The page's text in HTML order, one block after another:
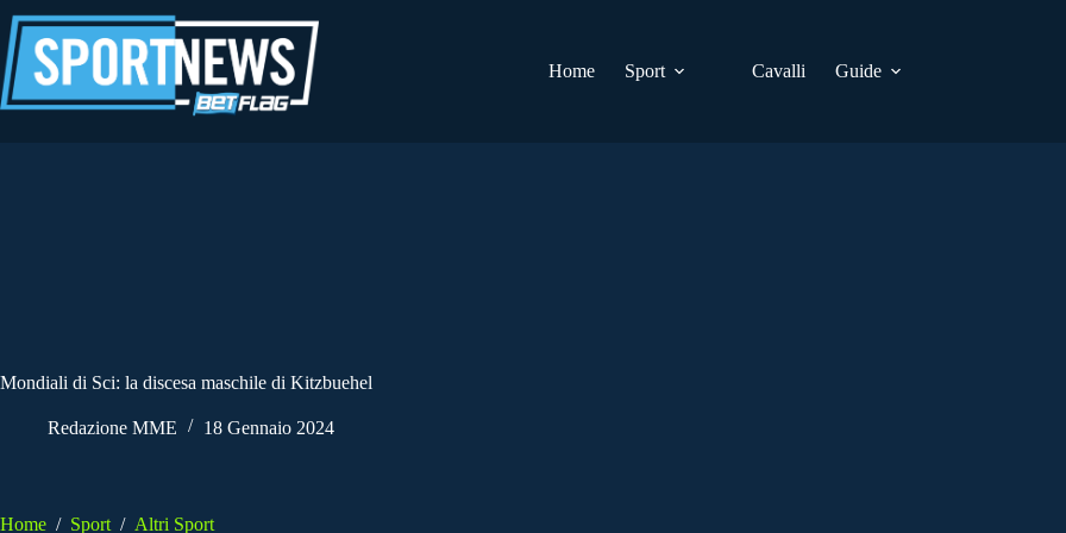
al
contenuto
Home
Sport Cavalli Guide
Mondiali di Sci: la discesa maschile di Kitzbuehel
Redazione MME 18 Gennaio 2024
Home / Sport / Altri Sport